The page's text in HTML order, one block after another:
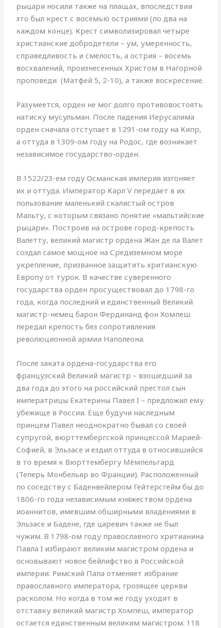
рыцари носили также на плащах, впоследствии
это был крест с восемью остриями (по два на
каждом конце). Крест символизировал четыре
христианские добродетели – ум, умеренность,
справедливость и смелость, а острия – восемь
восхвалений, произнесенных Христом в Нагорной
проповеди (Матфей 5, 2-10), а также воскресение.
Разумеется, орден не мог долго противовостоять
натиску мусульман. После падения Иерусалима
орден сначала отступает в 1291-ом году на Кипр,
а оттуда в 1309-ом году на Родос, где возникает
независимое государство-орден.
В 1522/23-ем году Османская империя изгоняет
их и оттуда. Император Карл V передает в их
пользование маленький скалистый остров
Мальту, с которым связано понятие «мальтийские
рыцари». Построив на острове город-крепость
Валетту, великий магистр ордена Жан де ла Валет
создал самое мощное на Средиземном море
укрепление, призванное защитить хритианскую
Европу от турок. В качестве суверенного
государства орден просуществовал до 1798-го
года, когда последний и единственный Великий
магистр-немец барон Фердинанд фон Хомпеш
передал крепость без сопротивления
революционной армии Наполеона.
После заката ордена-государства его
французский Великий магистр – взошедший за
два года до этого на российский престол сын
императрицы Екатерины Павел I – предложил ему
убежище в России. Еще будучи наследным
принцем Павел неоднократно бывал со своей
супругой, вюрттембергской принцессой Марией-
Софией, в Эльзасе и ездил оттуда в относившийся
в то время к Вюрттембергу Мёмпельгард
(Теперь Монбельяр во Франции). Расположенный
по соседству с Баденвейлером Гейтерсгейм бы до
1806-го года независимым княжеством ордена
иоаннитов, имевшим обширными владениями в
Эльзасе и Бадене, где царевич также не был
чужим. В 1798-ом году православного хритианина
Павла I избирают великим магистром ордена и
основывают новое бейлифство в Российской
империи. Римский Папа отменяет избрание
православного императора, грозящее церкви
расколом. Но когда в том же году уходит в
отставку великий магистр Хомпеш, император
остается единственным великим магистром. 118